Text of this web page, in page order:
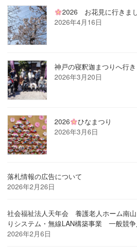
2026 お花見に行きま
2026年4月16日
神戸の寝釈迦まつりへ行
2026年3月20日
2026
ひなまつり
2026年3月6日
落札情報の広告について
2026年2月26日
社会福祉法人天年会 養護老人ホーム南
りシステム・無線LAN構築事業 一般競
2026年2月6日